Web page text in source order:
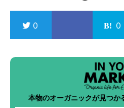
0 0
本物のオーガニックが見つか